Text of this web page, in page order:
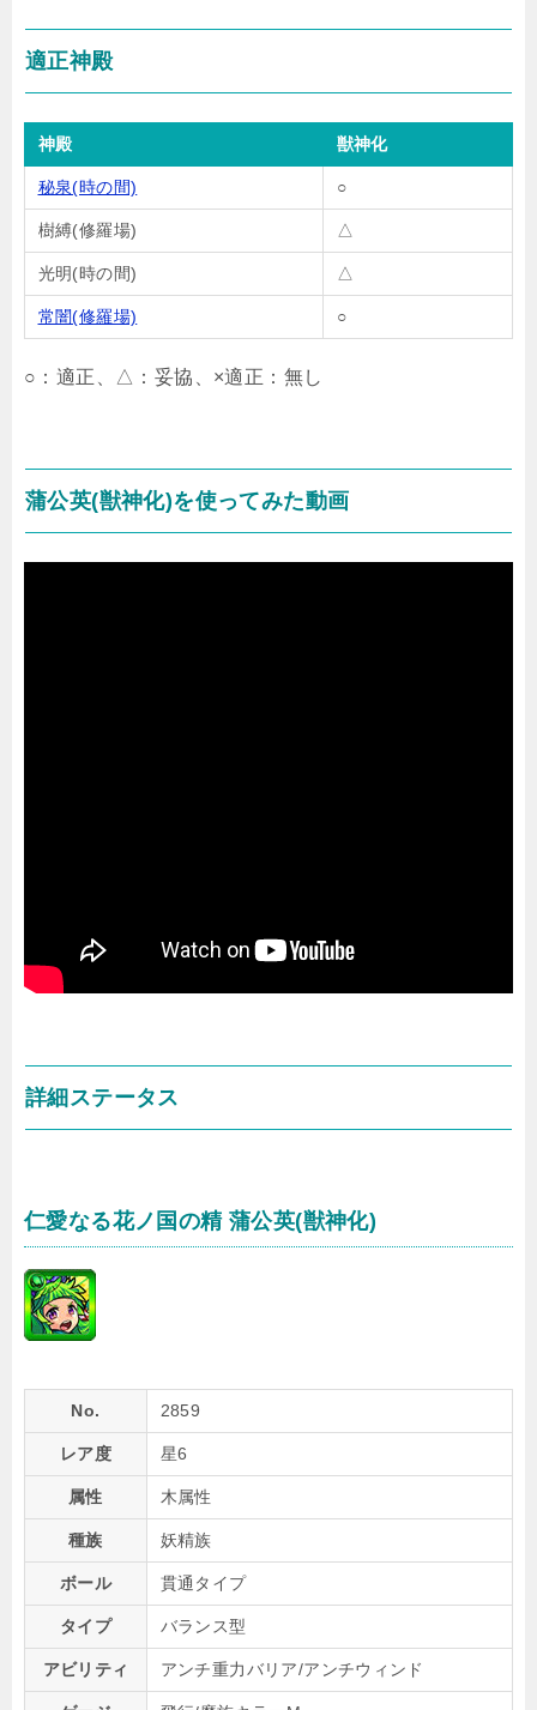
適正神殿
神殿 獣神化
秘泉(時の間) ○
樹縛(修羅場) △
光明(時の間) △
常闇(修羅場) ○
○：適正、△：妥協、×適正：無し
蒲公英(獣神化)を使ってみた動画
詳細ステータス
仁愛なる花ノ国の精 蒲公英(獣神化)
No. 2859
レア度 星6
属性 木属性
種族 妖精族
ボール 貫通タイプ
タイプ バランス型
アビリティ アンチ重力バリア/アンチウィンド